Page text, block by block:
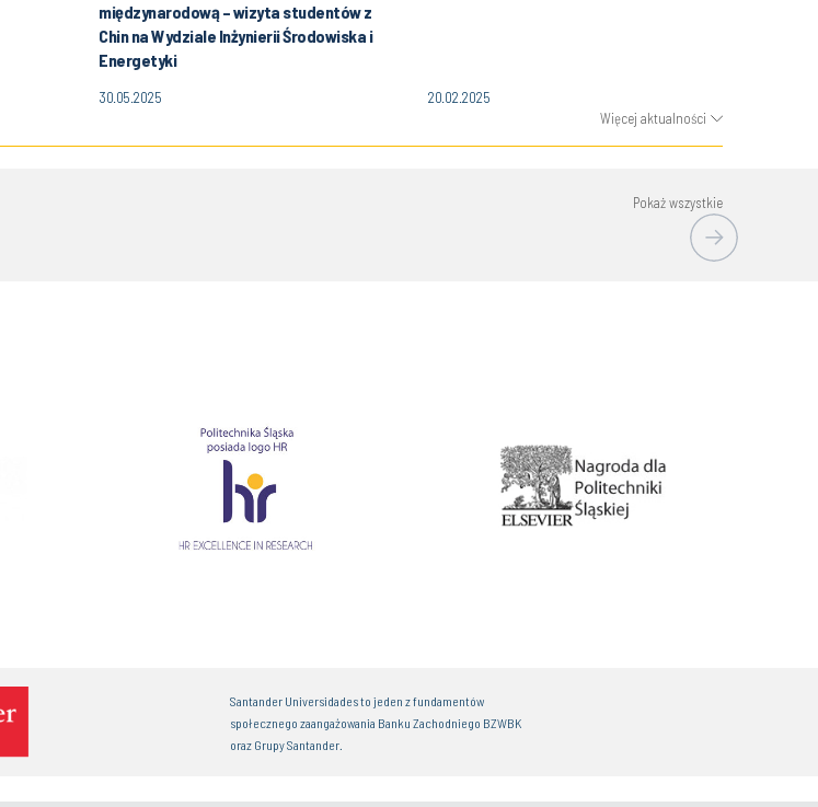
międzynarodową – wizyta studentów z
Chin na Wydziale Inżynierii Środowiska i
Energetyki
30.05.2025 20.02.2025
Więcej aktualności
Pokaż wszystkie
Santander Universidades to jeden z fundamentów
społecznego zaangażowania Banku Zachodniego BZWBK
oraz Grupy Santander.